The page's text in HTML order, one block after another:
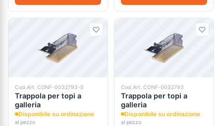
Cod.Art. CONF-0032793-0
Trappola per topi a
galleria
Disponibile su ordinazione
al pezzo
Cod.Art. CONF-0032793
Trappola per topi a
galleria
Disponibile su ordinazione
al pezzo